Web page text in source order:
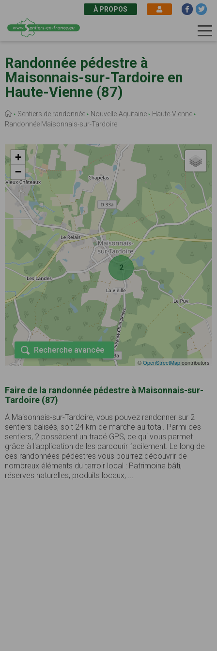
au
contenu
principal
À PROPOS
Randonnée pédestre à
Maisonnais-sur-Tardoire en
Haute-Vienne (87)
Fil
d'Ariane
Sentiers de randonnée Nouvelle-Aquitaine
Haute-Vienne
Randonnée Maisonnais-sur-Tardoire
2
+
−
©OpenStreetMapcontributors
Recherche avancée
Faire de la randonnée pédestre à Maisonnais-sur-
Tardoire (87)
À Maisonnais-sur-Tardoire, vous pouvez randonner sur 2
sentiers balisés, soit 24 km de marche au total. Parmi ces
sentiers, 2 possèdent un tracé GPS, ce qui vous permet
grâce à l'application de les parcourir facilement. Le long de
ces randonnées pédestres vous pourrez découvrir de
nombreux éléments du terroir local : Patrimoine bâti,
réserves naturelles, produits locaux, ...